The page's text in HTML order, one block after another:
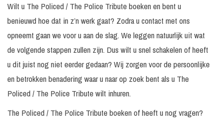
Wilt u The Policed / The Police Tribute boeken en bent u
benieuwd hoe dat in z’n werk gaat? Zodra u contact met ons
opneemt gaan we voor u aan de slag. We leggen natuurlijk uit wat
de volgende stappen zullen zijn. Dus wilt u snel schakelen of heeft
u dit juist nog niet eerder gedaan? Wij zorgen voor de persoonlijke
en betrokken benadering waar u naar op zoek bent als u The
Policed / The Police Tribute wilt inhuren.
The Policed / The Police Tribute boeken of heeft u nog vragen?